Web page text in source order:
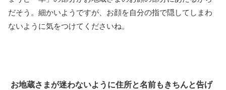
だそう。細かいようですが、お顔を自分の指で隠してしまわ
ないように気をつけてくださいね。
お地蔵さまが迷わないように住所と名前もきちんと告げ